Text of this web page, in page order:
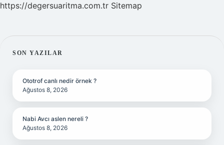
https://degersuaritma.com.tr Sitemap
SIDEBAR
SON YAZILAR
Ototrof canlı nedir örnek ?
Ağustos 8, 2026
Nabi Avcı aslen nereli ?
Ağustos 8, 2026